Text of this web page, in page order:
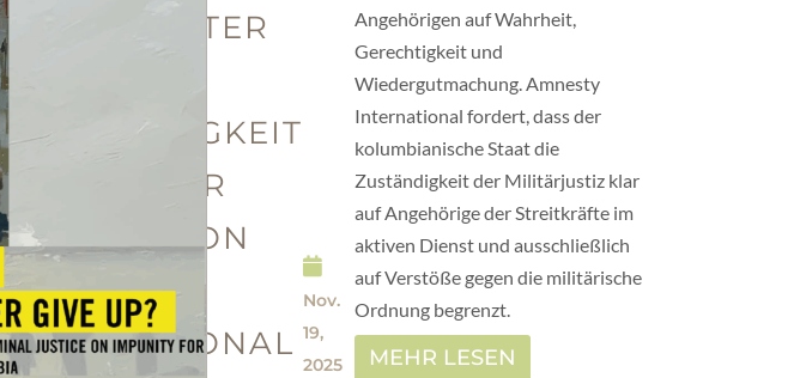
TRÄGT WEITER
ZU
STRAFLOSIGKEIT
BEI – NEUER
BERICHT VON
AMNESTY
INTERNATIONAL
Nov.
19,
2025
Angehörigen auf Wahrheit,
Gerechtigkeit und
Wiedergutmachung. Amnesty
International fordert, dass der
kolumbianische Staat die
Zuständigkeit der Militärjustiz klar
auf Angehörige der Streitkräfte im
aktiven Dienst und ausschließlich
auf Verstöße gegen die militärische
Ordnung begrenzt.
MEHR LESEN